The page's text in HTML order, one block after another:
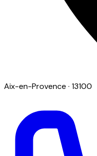
Aix-en-Provence · 13100